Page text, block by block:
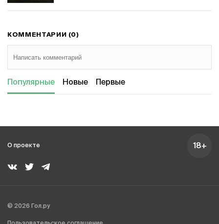
КОММЕНТАРИИ (0)
Популярные Новые Первые
О проекте 18+
© 2026 Гол.ру